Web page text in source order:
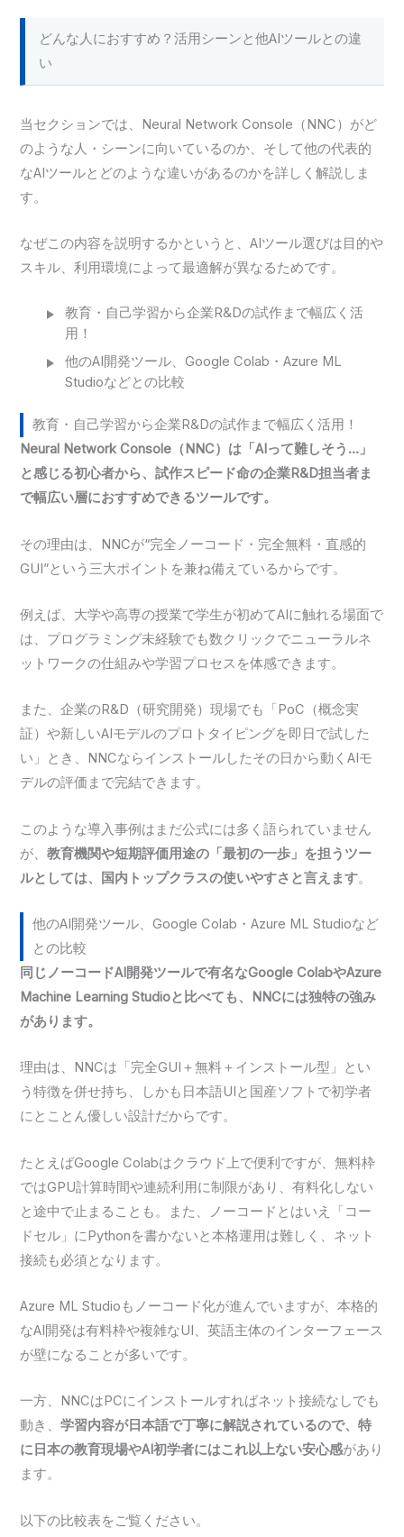
どんな人におすすめ？活用シーンと他AIツールとの違
い
当セクションでは、Neural Network Console（NNC）がど
のような人・シーンに向いているのか、そして他の代表的
なAIツールとどのような違いがあるのかを詳しく解説しま
す。
なぜこの内容を説明するかというと、AIツール選びは目的や
スキル、利用環境によって最適解が異なるためです。
教育・自己学習から企業R&Dの試作まで幅広く活
用！
他のAI開発ツール、Google Colab・Azure ML
Studioなどとの比較
教育・自己学習から企業R&Dの試作まで幅広く活用！
Neural Network Console（NNC）は「AIって難しそう…」
と感じる初心者から、試作スピード命の企業R&D担当者ま
で幅広い層におすすめできるツールです。
その理由は、NNCが“完全ノーコード・完全無料・直感的
GUI”という三大ポイントを兼ね備えているからです。
例えば、大学や高専の授業で学生が初めてAIに触れる場面で
は、プログラミング未経験でも数クリックでニューラルネ
ットワークの仕組みや学習プロセスを体感できます。
また、企業のR&D（研究開発）現場でも「PoC（概念実
証）や新しいAIモデルのプロトタイピングを即日で試した
い」とき、NNCならインストールしたその日から動くAIモ
デルの評価まで完結できます。
このような導入事例はまだ公式には多く語られていません
が、教育機関や短期評価用途の「最初の一歩」を担うツー
ルとしては、国内トップクラスの使いやすさと言えます。
他のAI開発ツール、Google Colab・Azure ML Studioなど
との比較
同じノーコードAI開発ツールで有名なGoogle ColabやAzure
Machine Learning Studioと比べても、NNCには独特の強み
があります。
理由は、NNCは「完全GUI＋無料＋インストール型」とい
う特徴を併せ持ち、しかも日本語UIと国産ソフトで初学者
にとことん優しい設計だからです。
たとえばGoogle Colabはクラウド上で便利ですが、無料枠
ではGPU計算時間や連続利用に制限があり、有料化しない
と途中で止まることも。また、ノーコードとはいえ「コー
ドセル」にPythonを書かないと本格運用は難しく、ネット
接続も必須となります。
Azure ML Studioもノーコード化が進んでいますが、本格的
なAI開発は有料枠や複雑なUI、英語主体のインターフェース
が壁になることが多いです。
一方、NNCはPCにインストールすればネット接続なしでも
動き、学習内容が日本語で丁寧に解説されているので、特
に日本の教育現場やAI初学者にはこれ以上ない安心感があり
ます。
以下の比較表をご覧ください。